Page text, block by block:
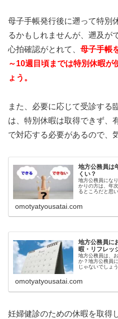
母子手帳発行後に遡って特別
るかもしれませんが、遡及が
心拍確認がとれて、 母子手帳
～10週目頃までは特別休暇が
ょう。
また、必要に応じて受診する
は、特別休暇は取得できず、
で対応する必要があるので、
地方公務員は
くい？
地方公務員にな
かりの方は、年
るところだと思
omotyatyousatai.com
地方公務員に
暇・リフレッ
地方公務員は、
か？地方公務員
じゃないでしょ
omotyatyousatai.com
妊婦健診のための休暇を取得